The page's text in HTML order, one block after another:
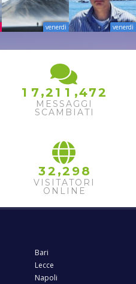
venerdì venerdì
1 7 ,2 1 1 ,472
MESSAGGI
SCAMBIATI
32 ,2 98
VISITATORI
ONLINE
Bari
Lecce
Napoli